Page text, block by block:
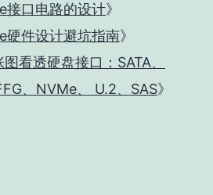
接口电路的设计》
硬件设计避坑指南》
看透硬盘接口：SATA、
、NVMe、 U.2、SAS》